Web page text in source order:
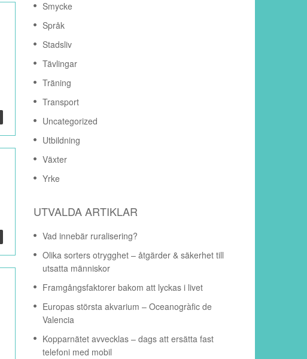
Smycke
Språk
Stadsliv
Tävlingar
Träning
Transport
Uncategorized
Utbildning
Växter
Yrke
UTVALDA ARTIKLAR
Vad innebär ruralisering?
Olika sorters otrygghet – åtgärder & säkerhet till
utsatta människor
Framgångsfaktorer bakom att lyckas i livet
Europas största akvarium – Oceanogràfic de
Valencia
Kopparnätet avvecklas – dags att ersätta fast
telefoni med mobil